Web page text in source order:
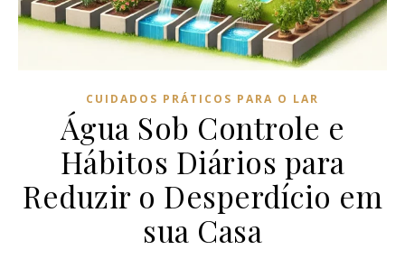
CUIDADOS PRÁTICOS PARA O LAR
Água Sob Controle e
Hábitos Diários para
Reduzir o Desperdício em
sua Casa